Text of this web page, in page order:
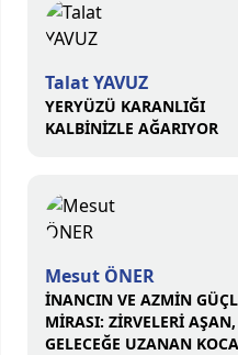
Talat YAVUZ
YERYÜZÜ KARANLIĞI
KALBİNİZLE AĞARIYOR
Mesut ÖNER
İNANCIN VE AZMİN
MİRASI: ZİRVELERİ AŞAN,
GELECEĞE UZANAN